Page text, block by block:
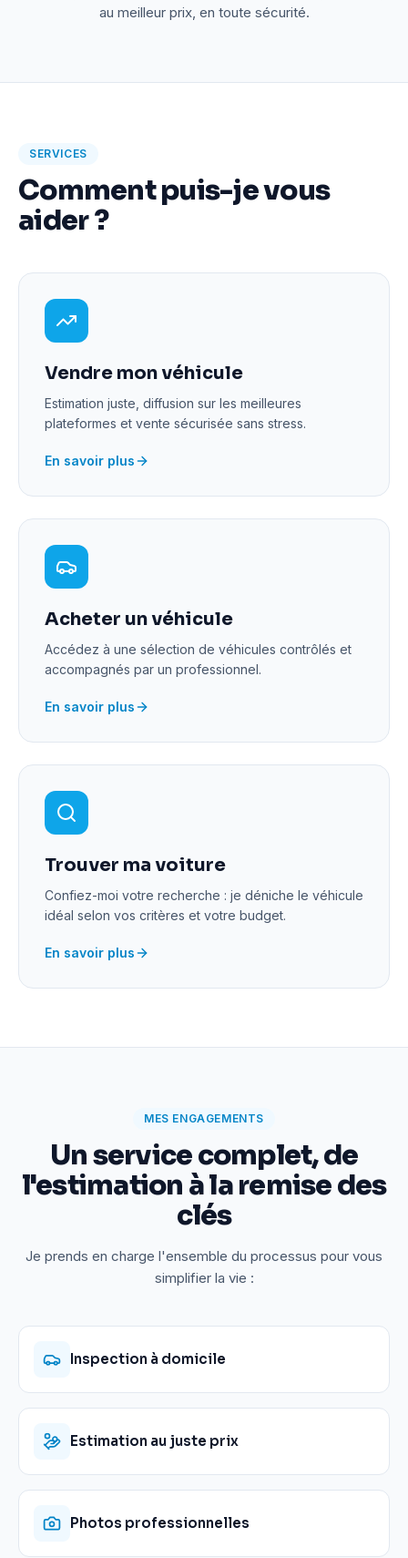
au meilleur prix, en toute sécurité.
SERVICES
Comment puis-je vous
aider ?
Vendre mon véhicule
Estimation juste, diffusion sur les meilleures
plateformes et vente sécurisée sans stress.
En savoir plus
Acheter un véhicule
Accédez à une sélection de véhicules contrôlés et
accompagnés par un professionnel.
En savoir plus
Trouver ma voiture
Confiez-moi votre recherche : je déniche le véhicule
idéal selon vos critères et votre budget.
En savoir plus
MES ENGAGEMENTS
Un service complet, de
l'estimation à la remise des
clés
Je prends en charge l'ensemble du processus pour vous
simplifier la vie :
Inspection à domicile
Estimation au juste prix
Photos professionnelles